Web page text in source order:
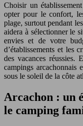
Choisir un
opter pour le confort,
plage, surtout pendant
aidera à sélectionner le
envies et de votre
d’établissements et les
des vacances réussies.
campings arcachonnais
sous le soleil de la côte
Arcachon : un
le camping